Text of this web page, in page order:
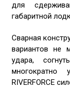
для
габаритной
Сварная
вариантов не
удара,
многократно
RIVERFORCE